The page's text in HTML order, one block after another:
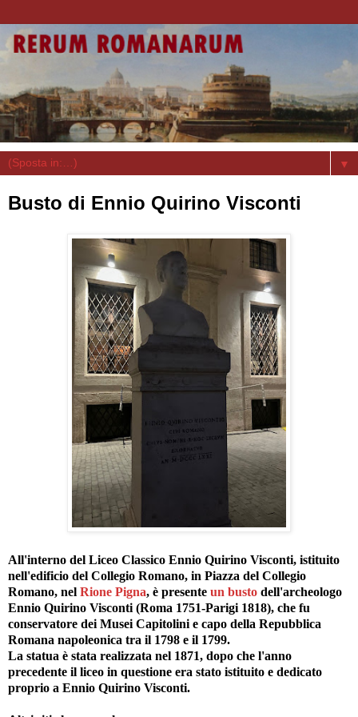
▼
Busto di Ennio Quirino Visconti
All'interno del Liceo Classico Ennio Quirino Visconti, istituito
nell'edificio del Collegio Romano, in Piazza del Collegio
Romano, nel Rione Pigna, è presente un busto dell'archeologo
Ennio Quirino Visconti (Roma 1751-Parigi 1818), che fu
conservatore dei Musei Capitolini e capo della Repubblica
Romana napoleonica tra il 1798 e il 1799.
La statua è stata realizzata nel 1871, dopo che l'anno
precedente il liceo in questione era stato istituito e dedicato
proprio a Ennio Quirino Visconti.